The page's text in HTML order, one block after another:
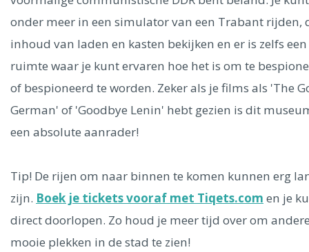
Florence
Dublin
Hong Kong München Wenen Budapest
Madrid
Vancouver
Alles bekijken
onder meer in een simulator van een Trabant rijden,
inhoud van laden en kasten bekijken en er is zelfs een
ruimte waar je kunt ervaren hoe het is om te
of bespioneerd te worden. Zeker als je films als 'The
German' of 'Goodbye Lenin' hebt gezien is dit
een absolute aanrader!
Tip! De rijen om naar binnen te komen kunnen erg
zijn. Boek je tickets vooraf met Tiqets.com en je
direct doorlopen. Zo houd je meer tijd over om
mooie plekken in de stad te zien!